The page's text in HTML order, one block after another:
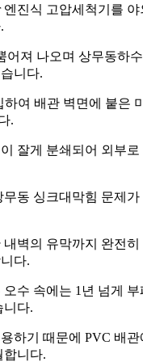
진식 고압세척기를 야
어져 나오며 상무동하
니다.
여 배관 벽면에 붙은
.
잘게 분쇄되어 외부로
동 싱크대막힘 문제가
벽의 유막까지 완전히
다.
수 속에는 1년 넘게 부
니다.
하기 때문에 PVC 배관
합니다.